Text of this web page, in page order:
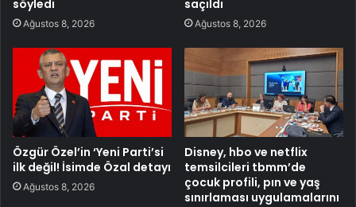
söyledi
Ağustos 8, 2026
saçıldı
Ağustos 8, 2026
Özgür Özel’in ‘Yeni Parti’si
ilk değil! İsimde Özal detayı
Ağustos 8, 2026
Disney, hbo ve netflix
temsilcileri tbmm’de
çocuk profili, pın ve yaş
sınırlaması uygulamalarını